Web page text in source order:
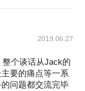
2019.06.27
个谈话从Jack的
要的痛点等一系
问题都交流完毕